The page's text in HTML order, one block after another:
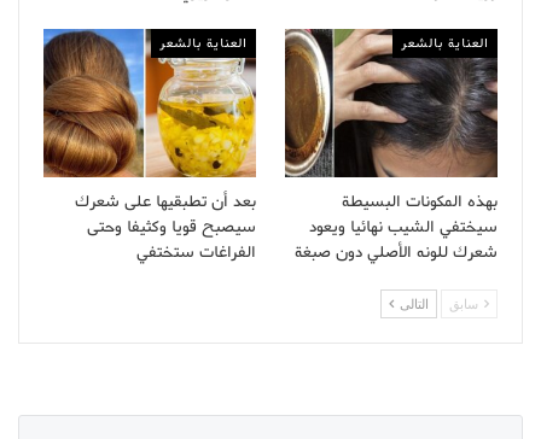
العناية بالشعر
بهذه المكونات البسيطة
سيختفي الشيب نهائيا ويعود
شعرك للونه الأصلي دون صبغة
العناية بالشعر
بعد أن تطبقيها على شعرك
سيصبح قويا وكثيفا وحتى
الفراغات ستختفي
سابق التالى